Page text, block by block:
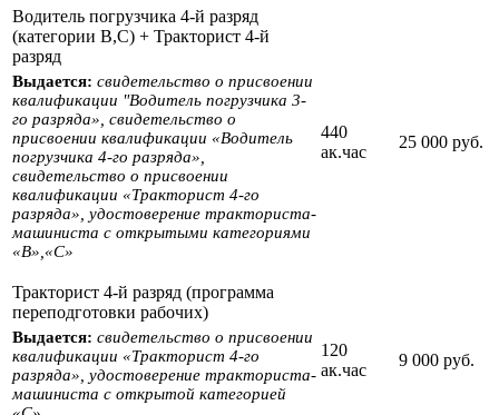
Водитель погрузчика 4-й разряд
(категории В,С) + Тракторист 4-й
разряд
Выдается: свидетельство о присвоении
квалификации "Водитель погрузчика 3-
го разряда», свидетельство о
присвоении квалификации «Водитель
погрузчика 4-го разряда»,
свидетельство о присвоении
квалификации «Тракторист 4-го
разряда», удостоверение тракториста-
машиниста с открытыми категориями
«B»,«С»
440
ак.час
25 000 руб.
Тракторист 4-й разряд (программа
переподготовки рабочих)
Выдается: свидетельство о присвоении
квалификации «Тракторист 4-го
разряда», удостоверение тракториста-
машиниста с открытой категорией
120
ак.час
9 000 руб.